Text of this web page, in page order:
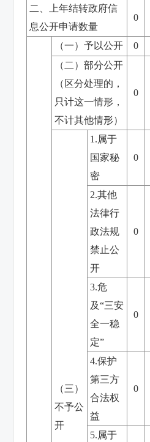
二、上年结转政府信
息公开申请数量
0
（一）予以公开 0
（二）部分公开
（区分处理的，
只计这一情形，
不计其他情形）
0
（三）
不予公
开
1.属于
国家秘
密
0
2.其他
法律行
政法规
禁止公
开
0
3.危
及“三安
全一稳
定”
0
4.保护
第三方
合法权
益
0
5.属于